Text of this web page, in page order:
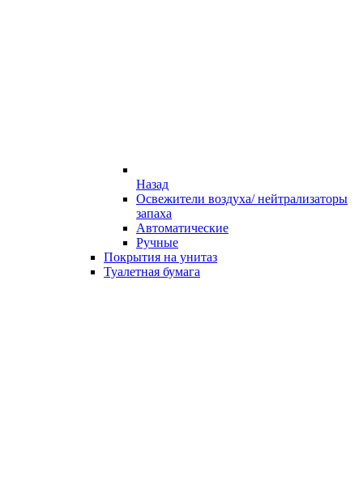
Назад
Освежители воздуха/ нейтрализаторы
запаха
Автоматические
Ручные
Покрытия на унитаз
Туалетная бумага